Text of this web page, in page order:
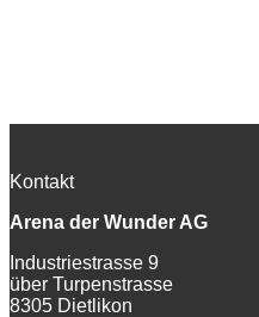
Kontakt
Arena der Wunder AG
Industriestrasse 9
über Turpenstrasse
8305 Dietlikon